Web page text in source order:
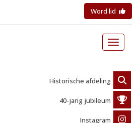
Word lid
Toggle
Historische afdeling
40-jarig jubileum
Instagram